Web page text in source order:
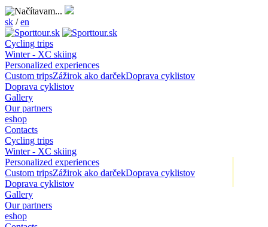
sk /en
Cycling trips
Winter - XC skiing
Personalized experiences
Custom tripsZážirok ako darčekDoprava cyklistov
Doprava cyklistov
Gallery
Our partners
eshop
Contacts
Cycling trips
Winter - XC skiing
Personalized experiences
Custom tripsZážirok ako darčekDoprava cyklistov
Doprava cyklistov
Gallery
Our partners
eshop